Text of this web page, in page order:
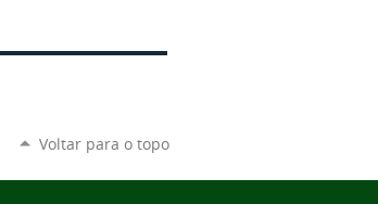
Voltar para o topo